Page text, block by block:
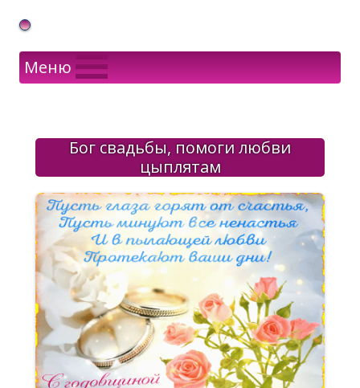
Gif Открытки в подарок
Меню
Бог свадьбы, помоги любви
цыплятам